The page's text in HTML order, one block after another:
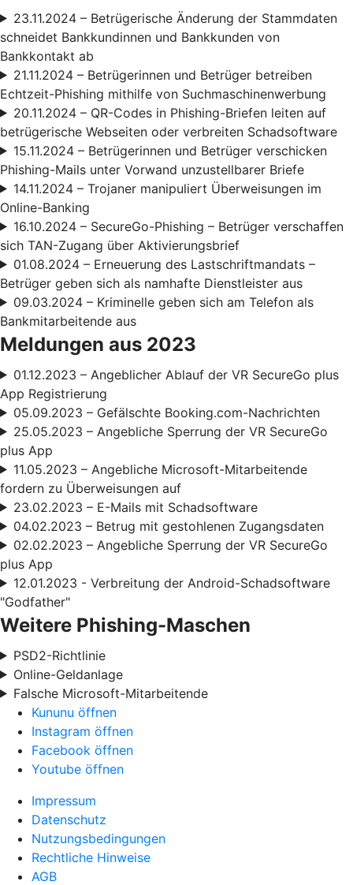
23.11.2024 – Betrügerische Änderung der Stammdaten
schneidet Bankkundinnen und Bankkunden von
Bankkontakt ab
21.11.2024 – Betrügerinnen und Betrüger betreiben
Echtzeit-Phishing mithilfe von Suchmaschinenwerbung
20.11.2024 – QR-Codes in Phishing-Briefen leiten auf
betrügerische Webseiten oder verbreiten Schadsoftware
15.11.2024 – Betrügerinnen und Betrüger verschicken
Phishing-Mails unter Vorwand unzustellbarer Briefe
14.11.2024 – Trojaner manipuliert Überweisungen im
Online-Banking
16.10.2024 – SecureGo-Phishing – Betrüger verschaffen
sich TAN-Zugang über Aktivierungsbrief
01.08.2024 – Erneuerung des Lastschriftmandats –
Betrüger geben sich als namhafte Dienstleister aus
09.03.2024 – Kriminelle geben sich am Telefon als
Bankmitarbeitende aus
Meldungen aus 2023
01.12.2023 – Angeblicher Ablauf der VR SecureGo plus
App Registrierung
05.09.2023 – Gefälschte Booking.com-Nachrichten
25.05.2023 – Angebliche Sperrung der VR SecureGo
plus App
11.05.2023 – Angebliche Microsoft-Mitarbeitende
fordern zu Überweisungen auf
23.02.2023 – E-Mails mit Schadsoftware
04.02.2023 – Betrug mit gestohlenen Zugangsdaten
02.02.2023 – Angebliche Sperrung der VR SecureGo
plus App
12.01.2023 - Verbreitung der Android-Schadsoftware
"Godfather"
Weitere Phishing-Maschen
PSD2-Richtlinie
Online-Geldanlage
Falsche Microsoft-Mitarbeitende
Kununu öffnen
Instagram öffnen
Facebook öffnen
Youtube öffnen
Impressum
Datenschutz
Nutzungsbedingungen
Rechtliche Hinweise
AGB